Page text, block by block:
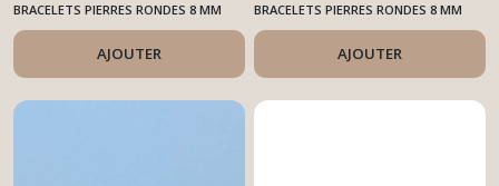
BRACELETS PIERRES RONDES 8 MM
AJOUTER
BRACELETS PIERRES RONDES 8 MM
AJOUTER